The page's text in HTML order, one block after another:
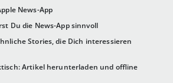
News-App
Du die News-App sinnvoll
Stories, die Dich interessieren
Artikel herunterladen und offline